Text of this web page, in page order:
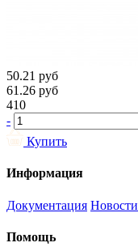
50.21 руб
61.26 руб
410
-
Купить
Информация
Документация Новости
Помощь